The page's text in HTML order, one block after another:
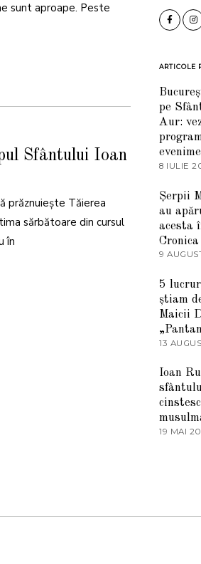
sunt aproape. Peste
Sfântului Ioan
prăznuieşte Tăierea
sărbătoare din cursul
în
ARTICOLE
pe
Aur:
8 IULIE
Șerpii
au
acesta
9
5
știam
Maicii
13
Ioan
19 MAI